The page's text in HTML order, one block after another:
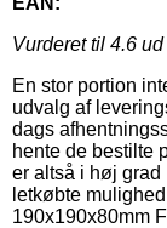
Vurderet til 4.6 ud
En stor portion
udvalg af
dags
hente de bestilte
er altså i høj
letkøbte
190x190x80mm